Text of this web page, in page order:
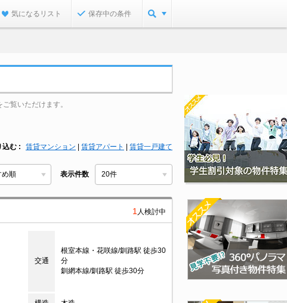
気になるリスト 保存中の条件
覧いただけます。
込む 賃貸マンション 賃貸アパート 賃貸一戸建て
表示件数
1 人検討中
交通
根室本線・花咲線/釧路駅 徒歩30
分
釧網本線/釧路駅 徒歩30分